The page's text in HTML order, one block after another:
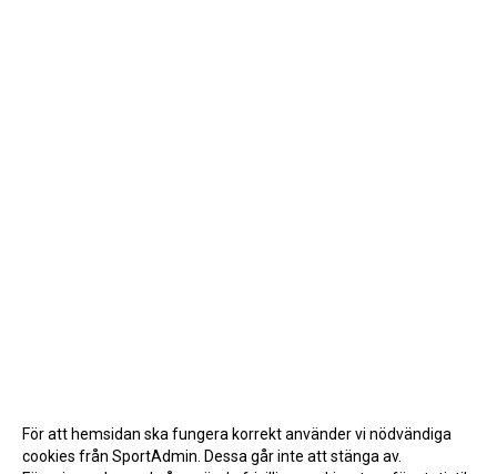
För att hemsidan ska fungera korrekt använder vi nödvändiga
cookies från SportAdmin. Dessa går inte att stänga av.